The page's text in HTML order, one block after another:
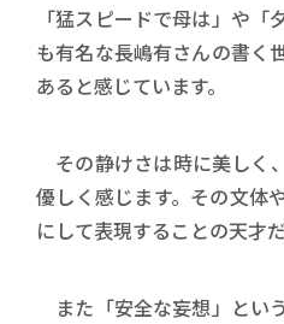
「猛スピードで母は」や
も有名な長嶋有さんの書く
あると感じています。
その静けさは時に美しく
優しく感じます。その文体
にして表現することの天才
また「安全な妄想」とい